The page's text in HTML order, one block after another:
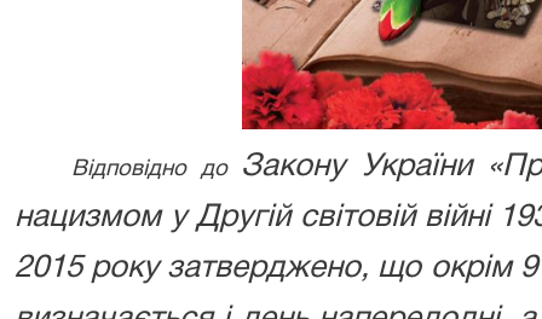
Відповідно до Закону України
нацизмом у Другій світовій війні
2015 року затверджено, що окрім